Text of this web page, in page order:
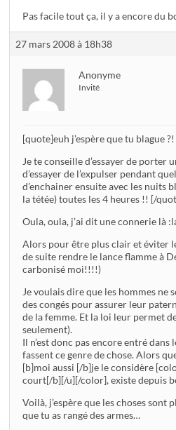
Pas facile tout ça, il y a encore du
27 mars 2008 à 18h38
Anonyme
Invité
[quote]euh j’espère que tu blague ?!
Je te conseille d’essayer de porter
d’essayer de l’expulser pendant
d’enchainer ensuite avec les nuits
la tétée) toutes les 4 heures !! [/
Oula, oula, j’ai dit une connerie là
Alors pour être plus clair et éviter
de suite rendre le lance flamme à
carbonisé moi!!!!)
Je voulais dire que les hommes ne
des congés pour assurer leur
de la femme. Et la loi leur permet
seulement).
Il n’est donc pas encore entré dans
fassent ce genre de chose. Alors
[b]moi aussi [/b]je le considère
court[/b][/u][/color], existe depuis
Voilà, j’espère que les choses sont
que tu as rangé des armes…